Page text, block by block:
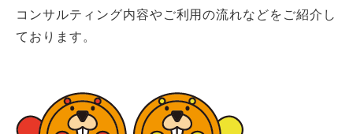
コンサルティング内容やご利用の流れなどをご紹介し
ております。